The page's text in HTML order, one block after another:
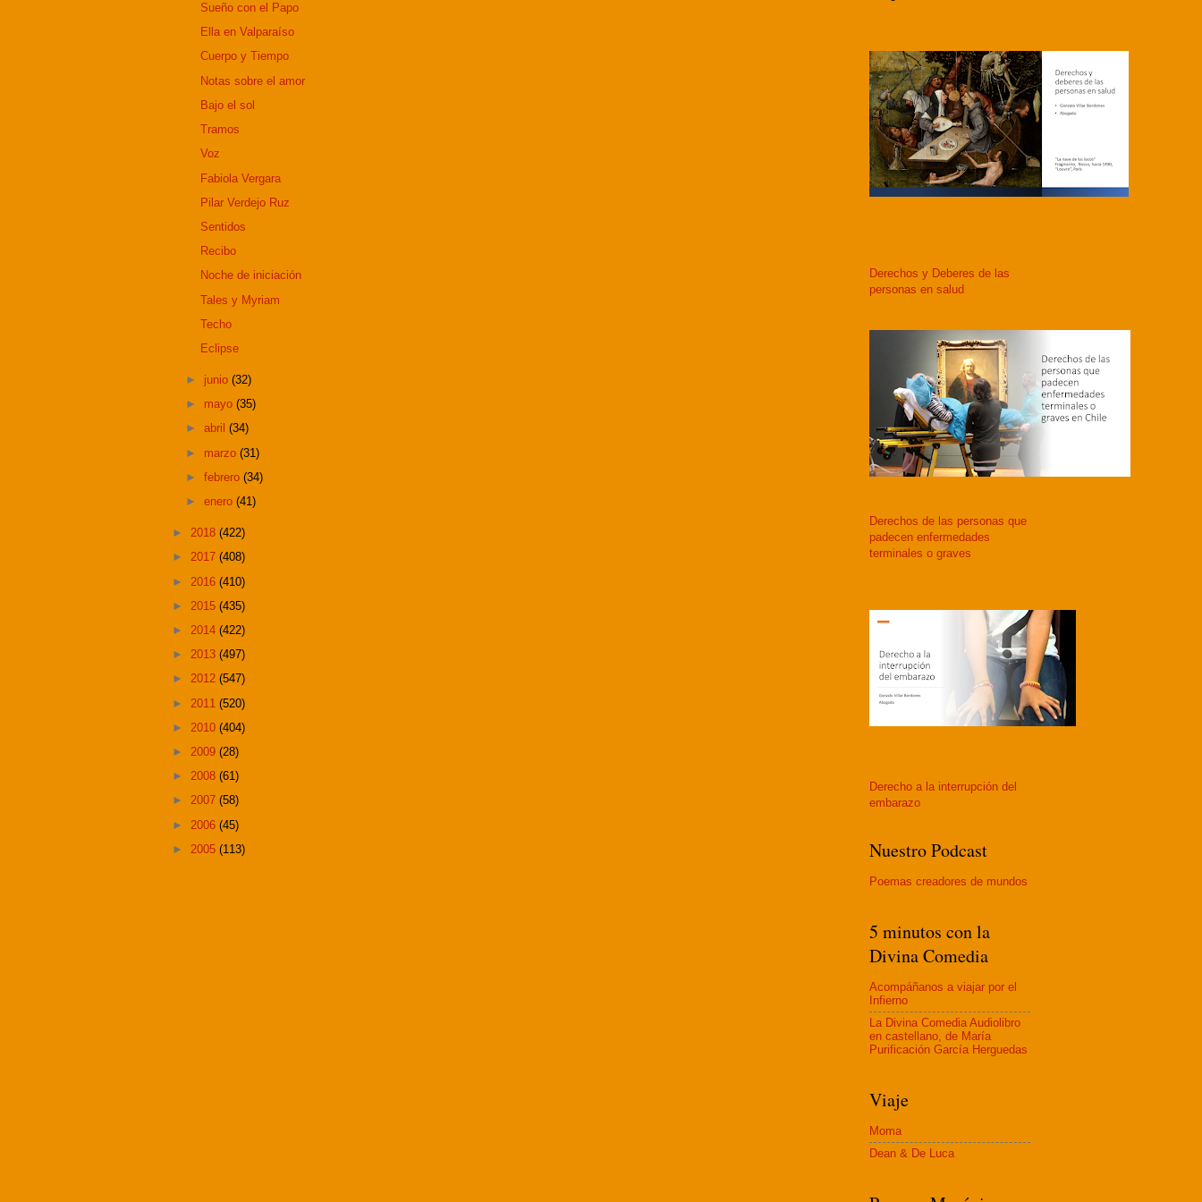
Sueño con el Papo
Ella en Valparaíso
Cuerpo y Tiempo
Notas sobre el amor
Bajo el sol
Tramos
Voz
Fabiola Vergara
Pilar Verdejo Ruz
Sentidos
Recibo
Noche de iniciación
Tales y Myriam
Techo
Eclipse
► junio(32)
► mayo(35)
►abril(34)
► marzo(31)
►febrero(34)
►enero(41)
► 2018 (422)
► 2017 (408)
► 2016 (410)
► 2015 (435)
► 2014 (422)
► 2013 (497)
► 2012 (547)
► 2011 (520)
► 2010 (404)
► 2009 (28)
► 2008 (61)
► 2007 (58)
► 2006 (45)
► 2005 (113)
Derechos y Deberes de las
personas en salud
Derechos de las personas que
padecen enfermedades
terminales o graves
Derecho a la interrupción del
embarazo
Nuestro Podcast
Poemas creadores de mundos
5 minutos con la
Divina Comedia
Acompáñanos a viajar por el
Infierno
La Divina Comedia Audiolibro
en castellano, de María
Purificación García Herguedas
Viaje
Moma
Dean & De Luca